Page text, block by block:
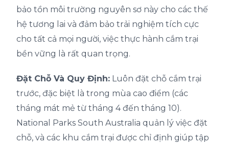
bảo tồn môi trường nguyên sơ này cho các thế
hệ tương lai và đảm bảo trải nghiệm tích cực
cho tất cả mọi người, việc thực hành cắm trại
bền vững là rất quan trọng.
Đặt Chỗ Và Quy Định: Luôn đặt chỗ cắm trại
trước, đặc biệt là trong mùa cao điểm (các
tháng mát mẻ từ tháng 4 đến tháng 10).
National Parks South Australia quản lý việc đặt
chỗ, và các khu cắm trại được chỉ định giúp tập